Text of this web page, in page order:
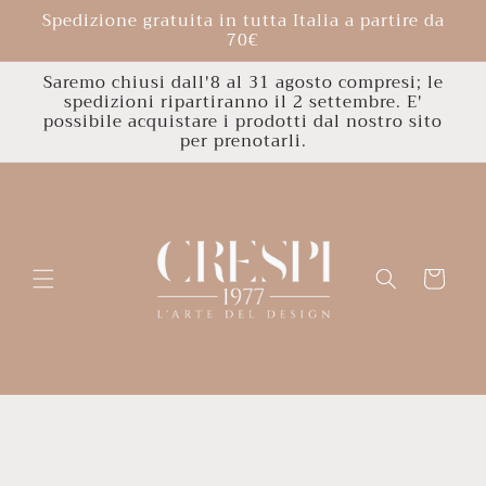
direttamente
Spedizione gratuita in tutta Italia a partire da
70€
Saremo chiusi dall'8 al 31 agosto compresi; le
spedizioni ripartiranno il 2 settembre. E'
possibile acquistare i prodotti dal nostro sito
per prenotarli.
Carrello